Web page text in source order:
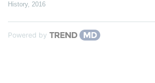
History, 2016
Powered by